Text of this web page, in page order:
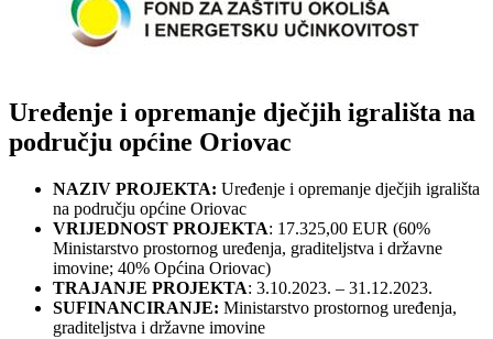
Uređenje i opremanje dječjih igrališta na
području općine Oriovac
NAZIV PROJEKTA: Uređenje i opremanje dječjih igrališta
na području općine Oriovac
VRIJEDNOST PROJEKTA: 17.325,00 EUR (60%
Ministarstvo prostornog uređenja, graditeljstva i državne
imovine; 40% Općina Oriovac)
TRAJANJE PROJEKTA: 3.10.2023. – 31.12.2023.
SUFINANCIRANJE: Ministarstvo prostornog uređenja,
graditeljstva i državne imovine